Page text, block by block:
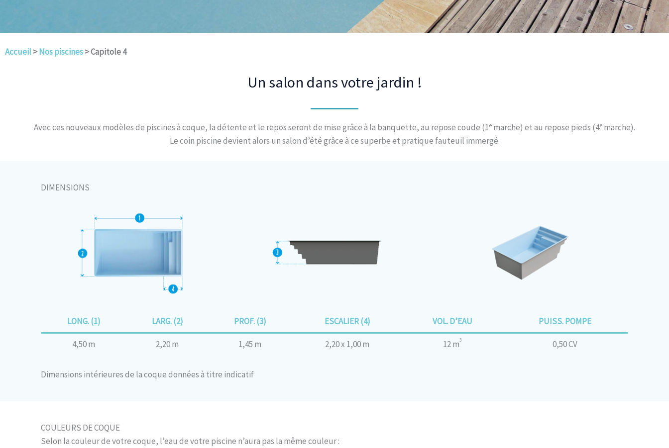
Accueil>Nos piscines> Capitole 4
Un salon dans votre jardin !
Avec ces nouveaux modèles de piscines à coque, la détente et le repos seront de mise grâce à la banquette, au repose coude (1e marche) et au repose pieds (4e marche).
Le coin piscine devient alors un salon d’été grâce à ce superbe et pratique fauteuil immergé.
DIMENSIONS
LONG. (1) LARG. (2) PROF. (3) ESCALIER (4) VOL. D’EAU PUISS. POMPE
4,50 m 2,20 m 1,45 m 2,20 x 1,00 m 12 m3 0,50 CV
Dimensions intérieures de la coque données à titre indicatif
COULEURS DE COQUE
Selon la couleur de votre coque, l’eau de votre piscine n’aura pas la même couleur :